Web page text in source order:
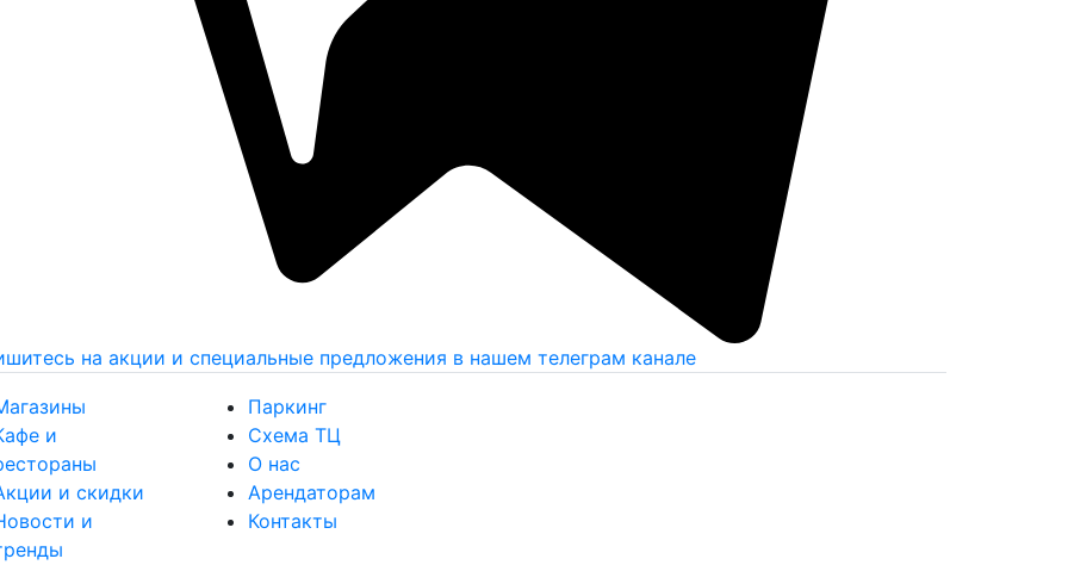
на акции и специальные предложения в нашем телеграм канале
и
и скидки
и
Паркинг
Схема ТЦ
О нас
Арендаторам
Контакты